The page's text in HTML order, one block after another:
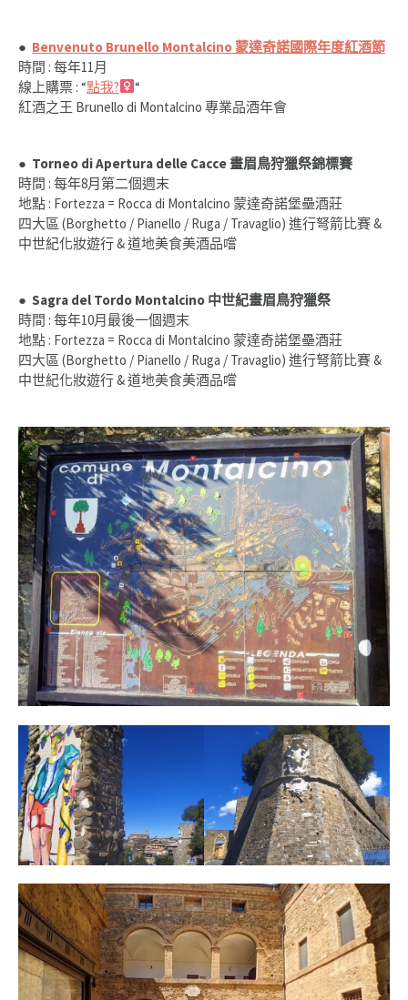
● Benvenuto Brunello Montalcino 蒙達奇諾國際年度紅酒節
時間 : 每年11月
線上購票 : “點我?‍
“
紅酒之王 Brunello di Montalcino 專業品酒年會
● Torneo di Apertura delle Cacce 畫眉鳥狩獵祭錦標賽
時間 : 每年8月第二個週末
地點 : Fortezza = Rocca di Montalcino 蒙達奇諾堡壘酒莊
四大區 (Borghetto / Pianello / Ruga / Travaglio) 進行弩箭比賽 &
中世紀化妝遊行 & 道地美食美酒品嚐
● Sagra del Tordo Montalcino 中世紀畫眉鳥狩獵祭
時間 : 每年10月最後一個週末
地點 : Fortezza = Rocca di Montalcino 蒙達奇諾堡壘酒莊
四大區 (Borghetto / Pianello / Ruga / Travaglio) 進行弩箭比賽 &
中世紀化妝遊行 & 道地美食美酒品嚐